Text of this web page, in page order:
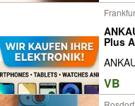
Plus
VB